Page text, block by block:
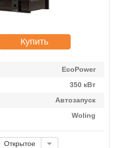
Купить
EcoPower
350 кВт
Автозапуск
Woling
Открытое